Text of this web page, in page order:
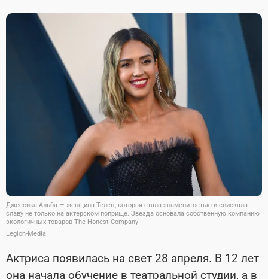
Джессика Альба — женщина-Телец, которая стала знаменитостью и снискала
славу не только на актерском поприще. Звезда основала собственную компанию
экологичных товаров The Honest Company
Legion-Media
Актриса появилась на свет 28 апреля. В 12 лет
она начала обучение в театральной студии, а в